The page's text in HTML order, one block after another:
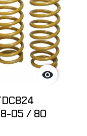

05 / 80